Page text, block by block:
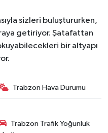
sizleri buluştururken,
getiriyor. Şatafattan
bir altyapı
Trabzon Hava Durumu
Trabzon Trafik Yoğunluk